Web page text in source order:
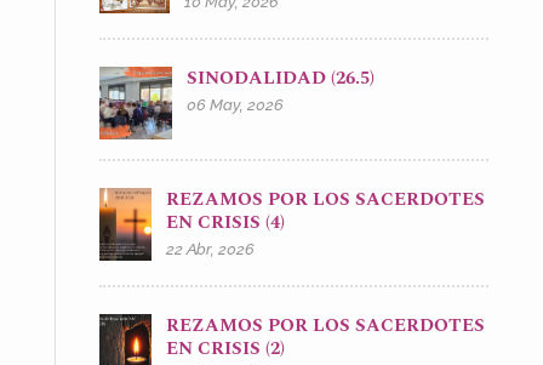
SINODALIDAD (26.5)
06 May, 2026
REZAMOS POR LOS SACERDOTES
EN CRISIS (4)
22 Abr, 2026
REZAMOS POR LOS SACERDOTES
EN CRISIS (2)